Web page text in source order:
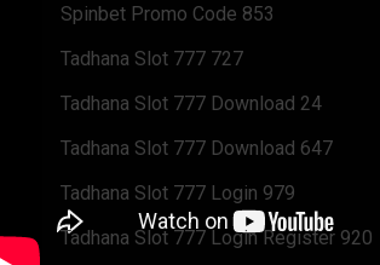
Spinbet Promo Code 853
Tadhana Slot 777 727
Tadhana Slot 777 Download 24
Tadhana Slot 777 Download 647
Tadhana Slot 777 Login 979
Tadhana Slot 777 Login Register 920